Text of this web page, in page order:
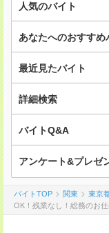
人気のバイト
あなたへのおすすめ
最近見たバイト
詳細検索
バイトQ&A
アンケート&プレゼ
バイトTOP 関東 東京
OK！残業なし！総務のお仕